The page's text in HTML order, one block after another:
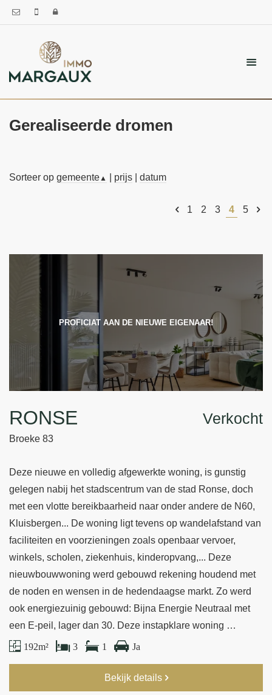
Gerealiseerde dromen
Sorteer op gemeente▲ prijs datum
1 2 3 4 5
PROFICIAT AAN DE NIEUWE EIGENAAR!
RONSE
Broeke 83
Verkocht
Deze nieuwe en volledig afgewerkte woning, is gunstig
gelegen nabij het stadscentrum van de stad Ronse, doch
met een vlotte bereikbaarheid naar onder andere de N60,
Kluisbergen... De woning ligt tevens op wandelafstand van
faciliteiten en voorzieningen zoals openbaar vervoer,
winkels, scholen, ziekenhuis, kinderopvang,... Deze
nieuwbouwwoning werd gebouwd rekening houdend met
de noden en wensen in de hedendaagse markt. Zo werd
ook energiezuinig gebouwd: Bijna Energie Neutraal met
een E-peil, lager dan 30. Deze instapklare woning …
192 m² 3 1 Ja
Bekijk details